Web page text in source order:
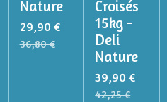
Nature
29,90 €
36,80 €
Croisés
15kg -
Deli
Nature
39,90 €
42,25 €